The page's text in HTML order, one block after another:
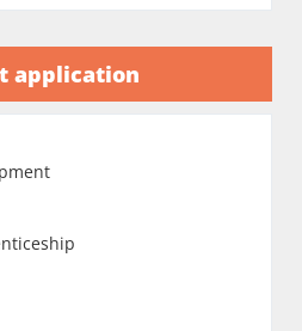
application